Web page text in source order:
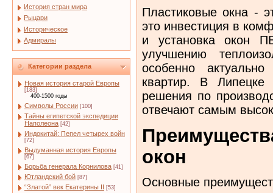
История стран мира
Рыцари
Историческое
Адмиралы
Категории раздела
Новая история старой Европы
[183]
400-1500 годы
Символы России [100]
Тайны египетской экспедиции
Наполеона [42]
Индокитай: Пепел четырех войн
[72]
Выдуманная история Европы
[67]
Борьба генерала Корнилова [41]
Ютландский бой [87]
“Златой” век Екатерины II [53]
Пластиковые окна -
это инвестиция в
и установка окон
улучшению
особенно
квартир. В
решения по
отвечают самым
окон
Основные